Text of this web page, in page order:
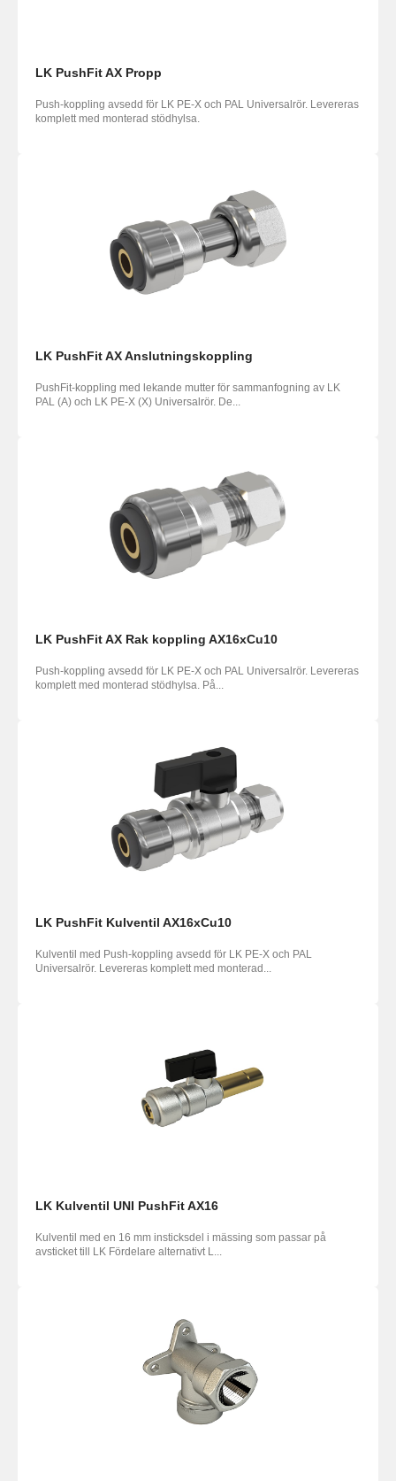
LK PushFit AX Propp
Push-koppling avsedd för LK PE-X och PAL Universalrör. Levereras
komplett med monterad stödhylsa.
LK PushFit AX Anslutningskoppling
PushFit-koppling med lekande mutter för sammanfogning av LK
PAL (A) och LK PE-X (X) Universalrör. De...
LK PushFit AX Rak koppling AX16xCu10
Push-koppling avsedd för LK PE-X och PAL Universalrör. Levereras
komplett med monterad stödhylsa. På...
LK PushFit Kulventil AX16xCu10
Kulventil med Push-koppling avsedd för LK PE-X och PAL
Universalrör. Levereras komplett med monterad...
LK Kulventil UNI PushFit AX16
Kulventil med en 16 mm insticksdel i mässing som passar på
avsticket till LK Fördelare alternativt L...